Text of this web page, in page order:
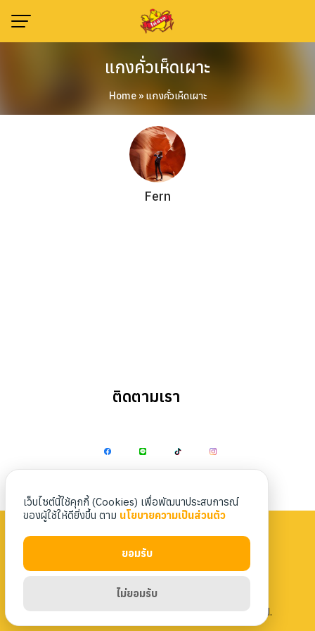
content
แกงคั่วเห็ดเผาะ
Home» แกงคั่วเห็ดเผาะ
Fern
ติดตามเรา
Privacy Policy |Terms & Conditions
Copyright 2023 Nittaya Kaiyang. All rights reserved.
เว็บไซต์นี้ใช้คุกกี้ (Cookies) เพื่อพัฒนาประสบการณ์
ของผู้ใช้ให้ดียิ่งขึ้น ตาม นโยบายความเป็นส่วนตัว
ยอมรับ
ไม่ยอมรับ